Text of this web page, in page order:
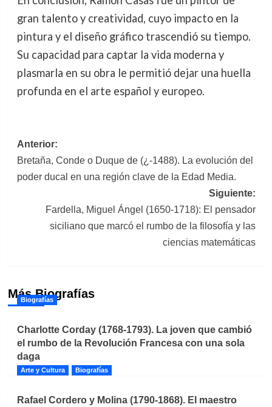
gran talento y creatividad, cuyo impacto en la
pintura y el diseño gráfico trascendió su tiempo.
Su capacidad para captar la vida moderna y
plasmarla en su obra le permitió dejar una huella
profunda en el arte español y europeo.
Navegación
de
entradas
Anterior:
Bretaña, Conde o Duque de (¿-1488). La evolución del
poder ducal en una región clave de la Edad Media.
Siguiente:
Fardella, Miguel Ángel (1650-1718): El pensador
siciliano que marcó el rumbo de la filosofía y las
ciencias matemáticas
Más Biografías
Biografías
Charlotte Corday (1768-1793). La joven que cambió
el rumbo de la Revolución Francesa con una sola
daga
Arte y Cultura Biografías
Rafael Cordero y Molina (1790-1868). El maestro